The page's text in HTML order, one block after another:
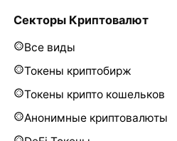
Секторы Криптовалют
Все виды
Токены криптобирж
Токены крипто кошельков
Анонимные криптовалюты